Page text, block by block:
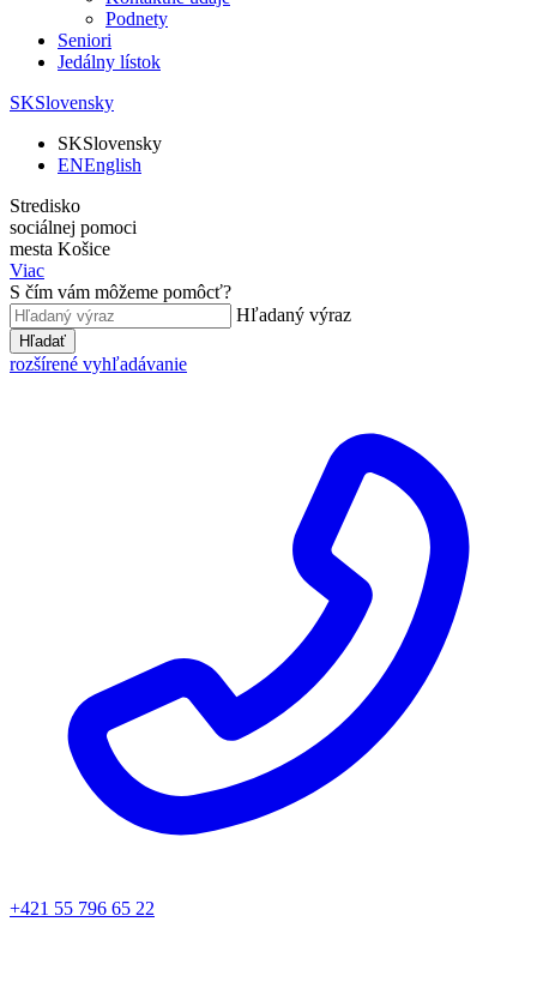
Podnety
Seniori
Jedálny lístok
SKSlovensky
SKSlovensky
ENEnglish
Stredisko
sociálnej pomoci
mesta Košice
Viac
S čím vám môžeme pomôcť?
Hľadaný výraz
Hľadať
rozšírené vyhľadávanie
+421 55 796 65 22